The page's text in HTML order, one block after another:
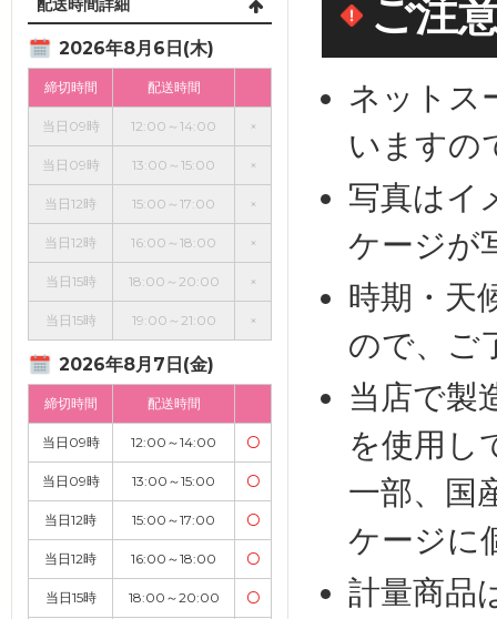
配送時間詳細
2026年8月6日(木)
締切時間 配送時間
当日09時 12:00～14:00 ×
当日09時 13:00～15:00 ×
当日12時 15:00～17:00 ×
当日12時 16:00～18:00 ×
当日15時 18:00～20:00 ×
当日15時 19:00～21:00 ×
2026年8月7日(金)
締切時間 配送時間
当日09時 12:00～14:00 〇
当日09時 13:00～15:00 〇
当日12時 15:00～17:00 〇
当日12時 16:00～18:00 〇
当日15時 18:00～20:00 〇
ご注
ネットス
いますの
写真はイ
ケージが
時期・天
ので、ご
当店で製
を使用し
一部、国
ケージに
計量商品